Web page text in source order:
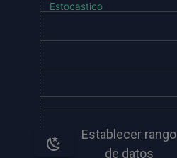
Estocastico
Establecer rango
de datos